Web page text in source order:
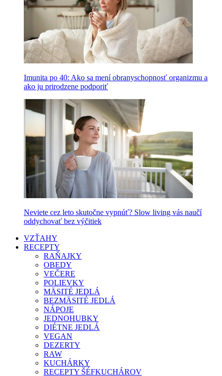
Imunita po 40: Ako sa mení obranyschopnosť organizmu a
ako ju prirodzene podporiť
Neviete cez leto skutočne vypnúť? Slow living vás naučí
oddychovať bez výčitiek
VZŤAHY
RECEPTY
RAŇAJKY
OBEDY
VEČERE
POLIEVKY
MÄSITÉ JEDLÁ
BEZMÄSITÉ JEDLÁ
NÁPOJE
JEDNOHUBKY
DIÉTNE JEDLÁ
VEGAN
DEZERTY
RAW
KUCHÁRKY
RECEPTY ŠÉFKUCHÁROV